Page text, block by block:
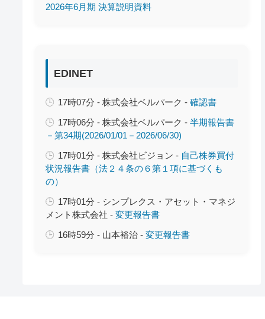
2026年6月期 決算説明資料
EDINET
17時07分 - 株式会社ベルパーク -確認書
17時06分 - 株式会社ベルパーク -半期報告書
－第34期(2026/01/01－2026/06/30)
17時01分 - 株式会社ビジョン - 自己株券買付
状況報告書（法２４条の６第１項に基づくも
の）
17時01分 - シンプレクス・アセット・マネジ
メント株式会社 -変更報告書
16時59分 - 山本裕治 -変更報告書